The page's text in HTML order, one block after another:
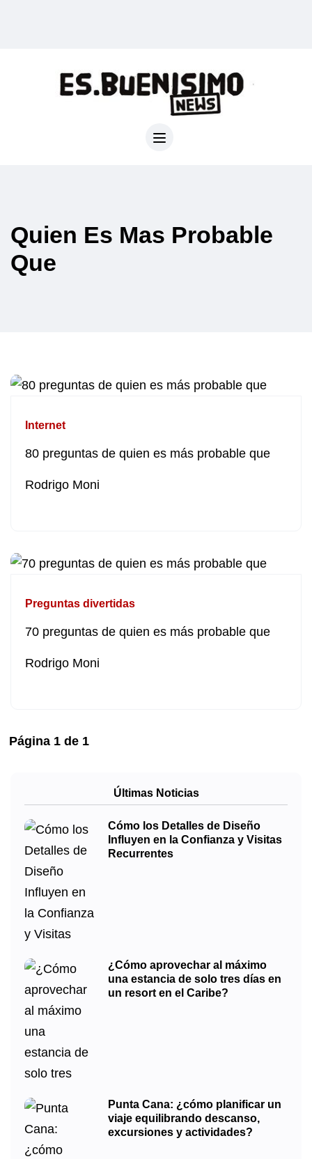
Quien Es Mas Probable
Que
Internet
80 preguntas de quien es más probable que
Rodrigo Moni
Preguntas divertidas
70 preguntas de quien es más probable que
Rodrigo Moni
Página 1 de 1
Últimas Noticias
Cómo los Detalles de Diseño
Influyen en la Confianza y Visitas
Recurrentes
¿Cómo aprovechar al máximo
una estancia de solo tres días en
un resort en el Caribe?
Punta Cana: ¿cómo planificar un
viaje equilibrando descanso,
excursiones y actividades?